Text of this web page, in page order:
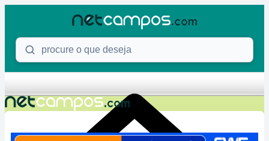
Procure o que deseja